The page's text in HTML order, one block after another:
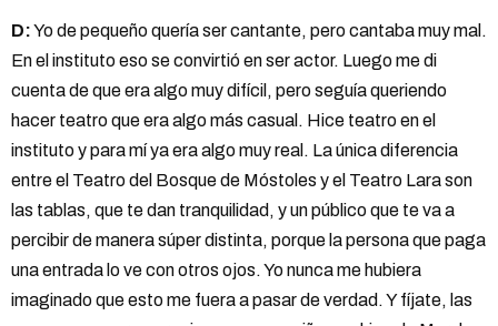
D:Yo de pequeño quería ser cantante, pero cantaba muy mal.
En el instituto eso se convirtió en ser actor. Luego me di
cuenta de que era algo muy difícil, pero seguía queriendo
hacer teatro que era algo más casual. Hice teatro en el
instituto y para mí ya era algo muy real. La única diferencia
entre el Teatro del Bosque de Móstoles y el Teatro Lara son
las tablas, que te dan tranquilidad, y un público que te va a
percibir de manera súper distinta, porque la persona que paga
una entrada lo ve con otros ojos. Yo nunca me hubiera
imaginado que esto me fuera a pasar de verdad. Y fíjate, las